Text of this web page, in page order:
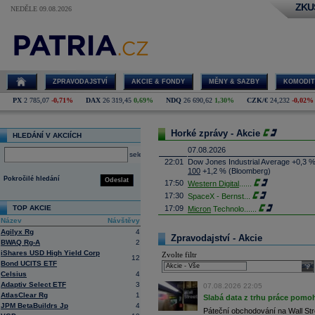
NEDĚLE 09.08.2026
ZPRAVODAJSTVÍ AKCIE & FONDY MĚNY & SAZBY
PX 2 785,07 -0,71% DAX 26 319,45 0,69% NDQ 26 690,62 1,30% CZK/€ 24,232 -0,02%
HLEDÁNÍ V AKCIÍCH
select
Odeslat
Pokročilé hledání
TOP AKCIE
Název
Návštěvy
Agilyx Rg
4
BWAQ Rg-A
2
iShares USD High Yield Corp
Bond UCITS ETF
12
Celsius
4
Adaptiv Select ETF
3
AtlasClear Rg
1
JPM BetaBuildrs Jp
4
Horké zprávy - Akcie
07.08.2026
22:01
Dow Jones Industrial Average +0,3
100 +1,2 % (Bloomberg)
17:50 Western Digital
17:30 SpaceX - Bernst
17:09 Micron Technolo
16:26
Objem obchodů s akciemi na
obchodů za poslední rok je 0,665
16:23 Zvýšení výroby balistických střel
nějakou dobu potrvá. Agentuře
Armin Papperger. Společná výroba
doplnit arzenál Spojeným státům,
(ČTK)
16:07 Conocophillips
Zpravodajství - Akcie
Zvolte filtr
07.08.2026 22:05
Slabá data z trhu práce
Páteční obchodování na Wall